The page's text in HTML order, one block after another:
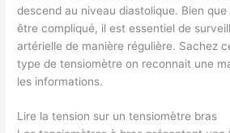
descend au niveau diastolique. Bien
être compliqué, il est essentiel de
artérielle de manière régulière. Sachez
type de tensiomètre on reconnait une
les informations.
Lire la tension sur un tensiomètre bras